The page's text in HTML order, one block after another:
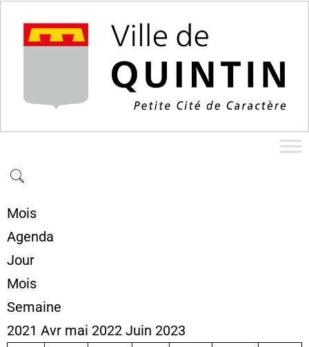
Mois
Agenda
Jour
Mois
Semaine
2021 Avr mai 2022 Juin 2023